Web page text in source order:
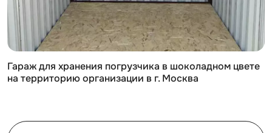
Гараж для хранения погрузчика в шоколадном цвете
на территорию организации в г. Москва